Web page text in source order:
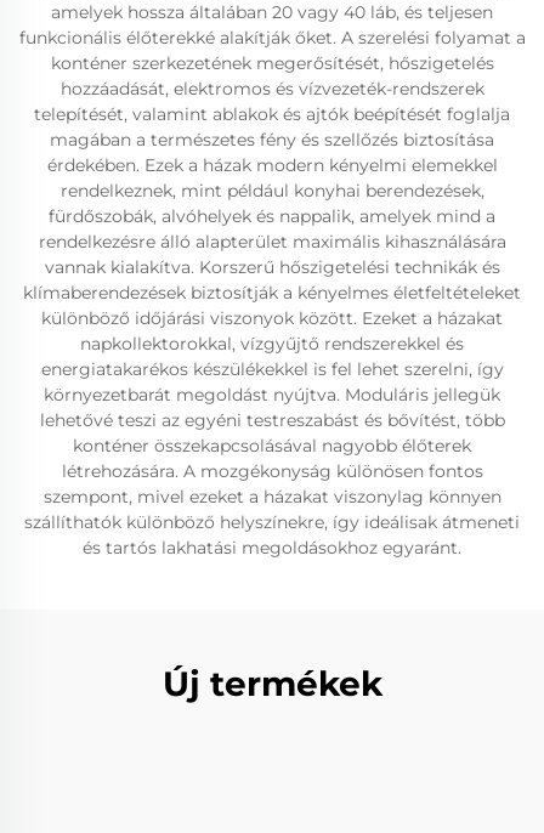
amelyek hossza általában 20 vagy 40 láb, és teljesen
funkcionális élőterekké alakítják őket. A szerelési folyamat a
konténer szerkezetének megerősítését, hőszigetelés
hozzáadását, elektromos és vízvezeték-rendszerek
telepítését, valamint ablakok és ajtók beépítését foglalja
magában a természetes fény és szellőzés biztosítása
érdekében. Ezek a házak modern kényelmi elemekkel
rendelkeznek, mint például konyhai berendezések,
fürdőszobák, alvóhelyek és nappalik, amelyek mind a
rendelkezésre álló alapterület maximális kihasználására
vannak kialakítva. Korszerű hőszigetelési technikák és
klímaberendezések biztosítják a kényelmes életfeltételeket
különböző időjárási viszonyok között. Ezeket a házakat
napkollektorokkal, vízgyűjtő rendszerekkel és
energiatakarékos készülékekkel is fel lehet szerelni, így
környezetbarát megoldást nyújtva. Moduláris jellegük
lehetővé teszi az egyéni testreszabást és bővítést, több
konténer összekapcsolásával nagyobb élőterek
létrehozására. A mozgékonyság különösen fontos
szempont, mivel ezeket a házakat viszonylag könnyen
szállíthatók különböző helyszínekre, így ideálisak átmeneti
és tartós lakhatási megoldásokhoz egyaránt.
Új termékek